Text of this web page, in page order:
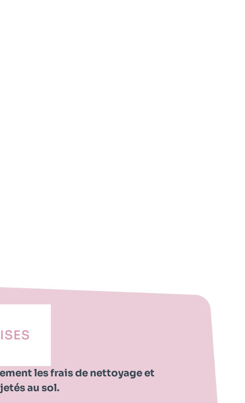
les frais de nettoyage et
au sol.